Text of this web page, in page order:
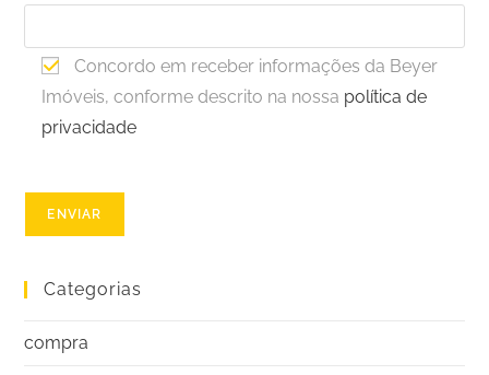
Concordo em receber informações da Beyer
Imóveis, conforme descrito na nossa política de
privacidade
Categorias
compra